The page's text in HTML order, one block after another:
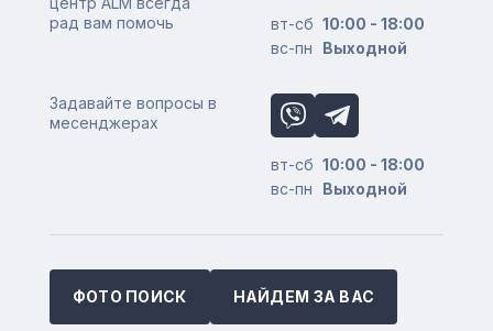
рад вам помочь
вт-сб 10:00 - 18:00
вс-пн
Выходной
Задавайте вопросы в
месенджерах
вт-сб 10:00 - 18:00
вс-пн
Выходной
ФОТО ПОИСК НАЙДЕМ ЗА ВАС